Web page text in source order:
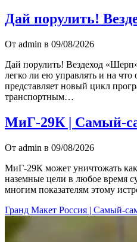
Дай порулить!
От admin в 09/08/2026
Дай порулить! Вездеход
легко ли ею управлять и на что
представляет новый цикл
транспортным…
МиГ-29К | Самый-
От admin в 09/08/2026
МиГ-29К может уничтожать
наземные цели в любое время
многим показателям этому
Гранд Макет Россия | Самый-